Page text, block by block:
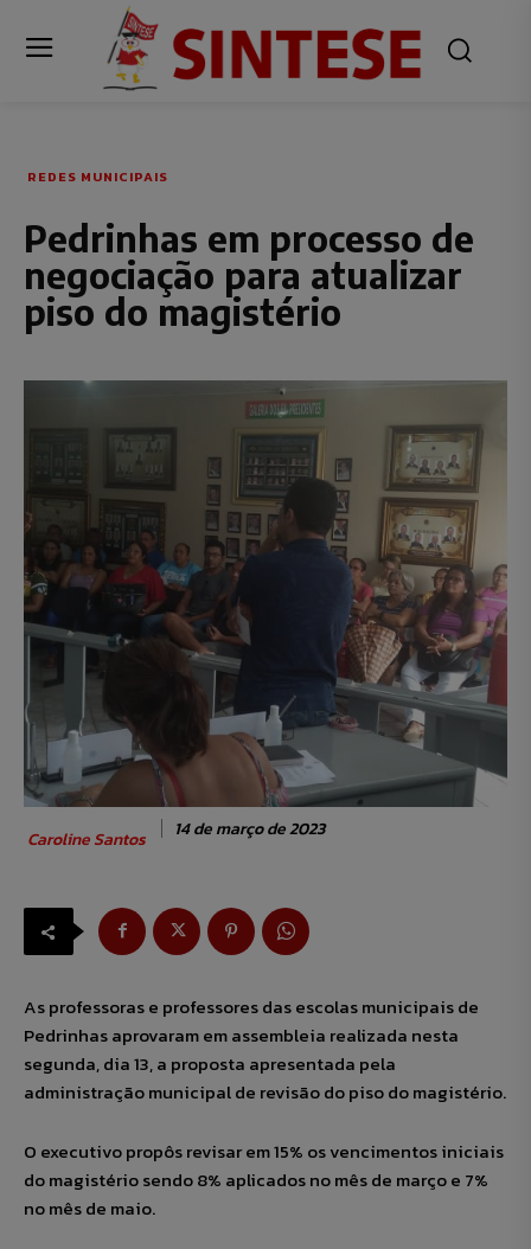
REDES MUNICIPAIS
Pedrinhas em processo de
negociação para atualizar
piso do magistério
Caroline Santos 14 de março de 2023
As professoras e professores das escolas municipais de
Pedrinhas aprovaram em assembleia realizada nesta
segunda, dia 13, a proposta apresentada pela
administração municipal de revisão do piso do magistério.
O executivo propôs revisar em 15% os vencimentos iniciais
do magistério sendo 8% aplicados no mês de março e 7%
no mês de maio.